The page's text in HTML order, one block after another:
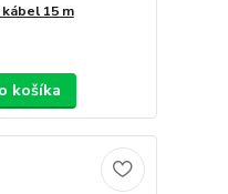
15 m
košíka